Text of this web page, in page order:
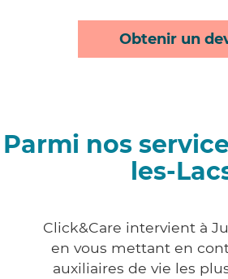
Obtenir un
Parmi nos
les-
Click&Care intervient à
en vous mettant en
auxiliaires de vie les